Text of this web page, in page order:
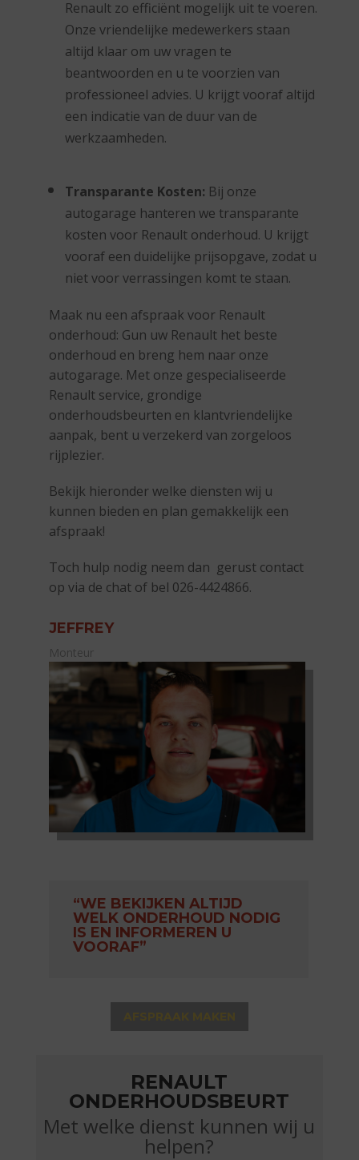
Renault zo efficiënt mogelijk uit te voeren.
Onze vriendelijke medewerkers staan
altijd klaar om uw vragen te
beantwoorden en u te voorzien van
professioneel advies. U krijgt vooraf altijd
een indicatie van de duur van de
werkzaamheden.
Transparante Kosten: Bij onze
autogarage hanteren we transparante
kosten voor Renault onderhoud. U krijgt
vooraf een duidelijke prijsopgave, zodat u
niet voor verrassingen komt te staan.
Maak nu een afspraak voor Renault
onderhoud: Gun uw Renault het beste
onderhoud en breng hem naar onze
autogarage. Met onze gespecialiseerde
Renault service, grondige
onderhoudsbeurten en klantvriendelijke
aanpak, bent u verzekerd van zorgeloos
rijplezier.
Bekijk hieronder welke diensten wij u
kunnen bieden en plan gemakkelijk een
afspraak!
Toch hulp nodig neem dan gerust contact
op via de chat of bel 026-4424866.
JEFFREY
Monteur
“WE BEKIJKEN ALTIJD
WELK ONDERHOUD NODIG
IS EN INFORMEREN U
VOORAF”
RENAULT
ONDERHOUDSBEURT
Met welke dienst kunnen wij u
helpen?